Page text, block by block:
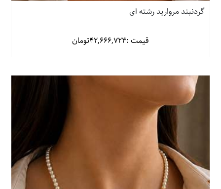
گردنبند مروارید رشته ای
قیمت :42,666,724تومان